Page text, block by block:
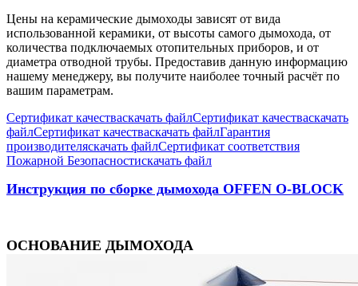
Цены на керамические дымоходы зависят от вида
использованной керамики, от высоты самого дымохода, от
количества подключаемых отопительных приборов, и от
диаметра отводной трубы. Предоставив данную информацию
нашему менеджеру, вы получите наиболее точный расчёт по
вашим параметрам.
Сертификат качестваскачать файлСертификат качестваскачать
файлСертификат качестваскачать файлГарантия
производителяскачать файлСертификат соответствия
Пожарной Безопасностискачать файл
Инструкция по сборке дымохода OFFEN O-BLOCK
ОСНОВАНИЕ ДЫМОХОДА